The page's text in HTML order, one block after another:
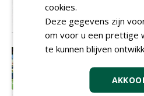
Lichtpunt in
hockeyclub
najaar van
cookies.
Deze gegevens zijn
om voor u een prettige
te kunnen blijven